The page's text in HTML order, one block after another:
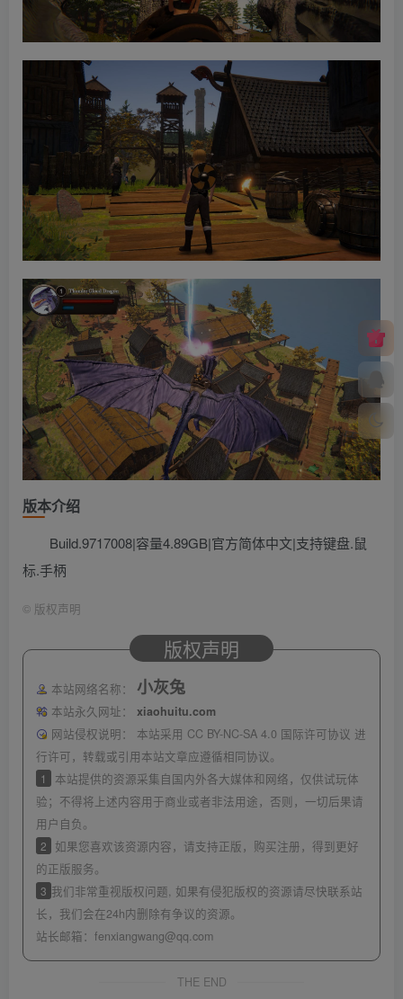
版本介绍
Build.9717008|容量4.89GB|官方简体中文|支持键盘.鼠
标.手柄
© 版权声明
版权声明
本站网络名称： 小灰兔
本站永久网址：
xiaohuitu.com
网站侵权说明：
本站采用 CC BY-NC-SA 4.0 国际许可协议 进
行许可，转载或引用本站文章应遵循相同协议。
1
本站提供的资源采集自国内外各大媒体和网络，仅供试玩体
验；不得将上述内容用于商业或者非法用途，否则，一切后果请
用户自负。
2
如果您喜欢该资源内容，请支持正版，购买注册，得到更好
的正版服务。
3 我们非常重视版权问题, 如果有侵犯版权的资源请尽快联系站
长，我们会在24h内删除有争议的资源。
站长邮箱： fenxiangwang@qq.com
THE END